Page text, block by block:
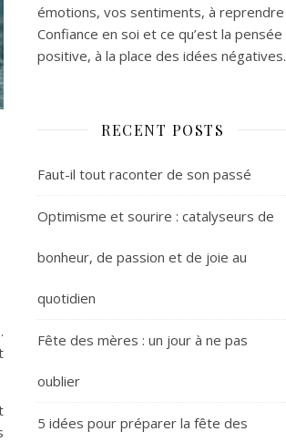
émotions, vos sentiments, à reprendre
Confiance en soi et ce qu’est la pensée
positive, à la place des idées négatives.
RECENT POSTS
Faut-il tout raconter de son passé
Optimisme et sourire : catalyseurs de
bonheur, de passion et de joie au
quotidien
Fête des mères : un jour à ne pas
oublier
5 idées pour préparer la fête des